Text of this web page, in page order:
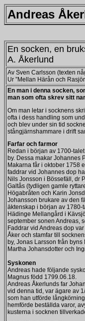
Andreas
En socken, en
A. Åkerlund
Av Sven Carlsson (texten
Ur ”Mellan Härån och
En man i denna socken,
man som ofta skrev sitt
Om man letar i socknens
ofta i dess handling som
och blev under sin tid
stångjärnshammare i drift
Farfar och farmor
Redan i början av 1700-
by. Dessa makar Johannes
Makarna får i oktober 1758
faddrar vid Johannes dop
Nils Jonsson i Bössefäll, dr
Galtås (tydligen gamle
Högabråten och Karin
Johansson brukare av den
äktenskap i början av 1780-
Hädinge Mellangård i
september sonen Andreas,
Faddrar vid Andreas dop
Åker och stamfar till
by, Jonas Larsson från
Martha Johansdotter och
Syskonen
Andreas hade följande
Magnus född 1799.06.18.
Andreas Åkerlunds far
vid denna tid, var ägare av
som han utförde
hemförde beställda varor,
kusterna i socknen